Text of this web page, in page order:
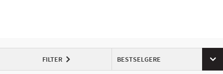
plass og havner ofte under vann, i gjørme eller snø, noe som bidrar til
en enorm belastning.
De fleste edderkoppleddene er stengt fra fabrikk og derfor er
FILTER BESTSELGERE